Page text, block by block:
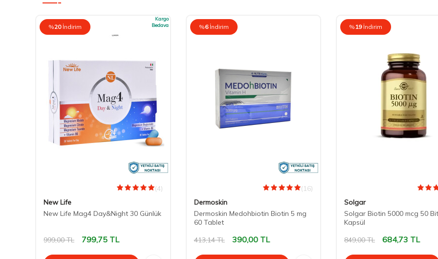
%20 İndirim
Kargo
Bedava
(4)
New Life
New Life Mag4 Day&Night 30 Günlük
999,00TL 799,75 TL
%6 İndirim
(16)
Dermoskin
Dermoskin Medohbiotin Biotin 5 mg
60 Tablet
413,14TL 390,00TL
%19 İndirim
Solgar
Solgar Biotin 5000 mcg 50
Kapsül
849,00TL 684,73 TL